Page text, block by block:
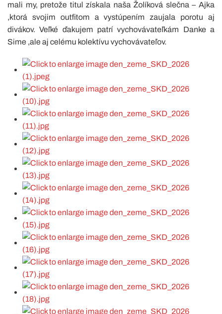
mali my, pretože titul získala naša Žolíková slečna – Ajka
,ktorá svojim outfitom a vystúpením zaujala porotu aj
divákov. Veľké ďakujem patrí vychovávateľkám Danke a
Sime ,ale aj celému kolektívu vychovávateľov.